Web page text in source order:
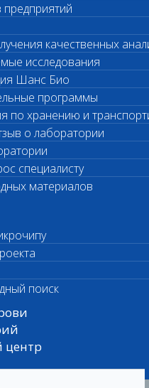
предприятий
качественных
исследования
Шанс Био
программы
по хранению и
о лаборатории
специалисту
материалов
поиск
центр
исследования
исследования